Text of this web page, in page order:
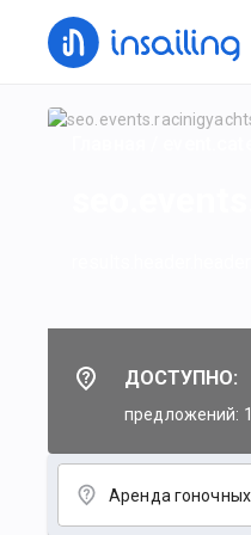
ДОСТУПНО:
предложений:
Аренда гоночных